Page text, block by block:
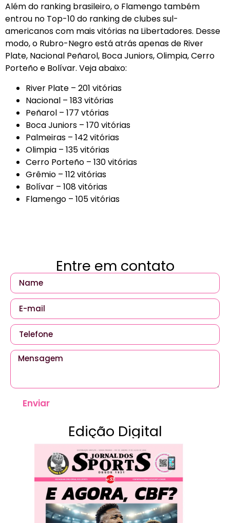
Além do ranking brasileiro, o Flamengo também
entrou no Top-10 do ranking de clubes sul-
americanos com mais vitórias na Libertadores. Desse
modo, o Rubro-Negro está atrás apenas de River
Plate, Nacional Peñarol, Boca Juniors, Olimpia, Cerro
Porteño e Bolívar. Veja abaixo:
River Plate – 201 vitórias
Nacional – 183 vitórias
Peñarol – 177 vtórias
Boca Juniors – 170 vitórias
Palmeiras – 142 vitórias
Olimpia – 135 vitórias
Cerro Porteño – 130 vitórias
Grêmio – 112 vitórias
Bolívar – 108 vitórias
Flamengo – 105 vitórias
Entre em contato
Enviar
Edição Digital